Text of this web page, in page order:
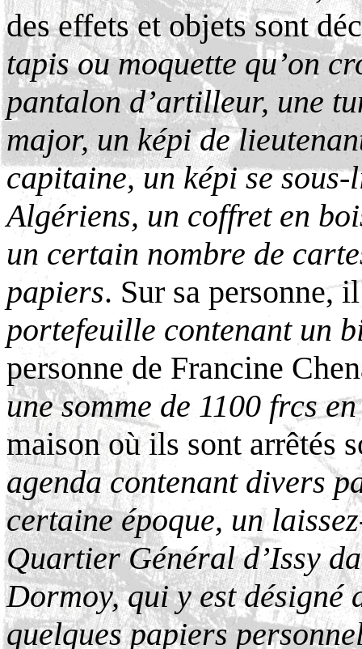
des effets et objets sont
tapis ou moquette qu’on
pantalon d’artilleur, une
major, un képi de
capitaine, un képi se
Algériens, un coffret en
un certain nombre de
papiers. Sur sa personne,
portefeuille contenant un
personne de Francine
une somme de 1100 frcs
maison où ils sont arrêtés
agenda contenant divers
certaine époque, un
Quartier Général d’Issy
Dormoy, qui y est désigné
quelques papiers